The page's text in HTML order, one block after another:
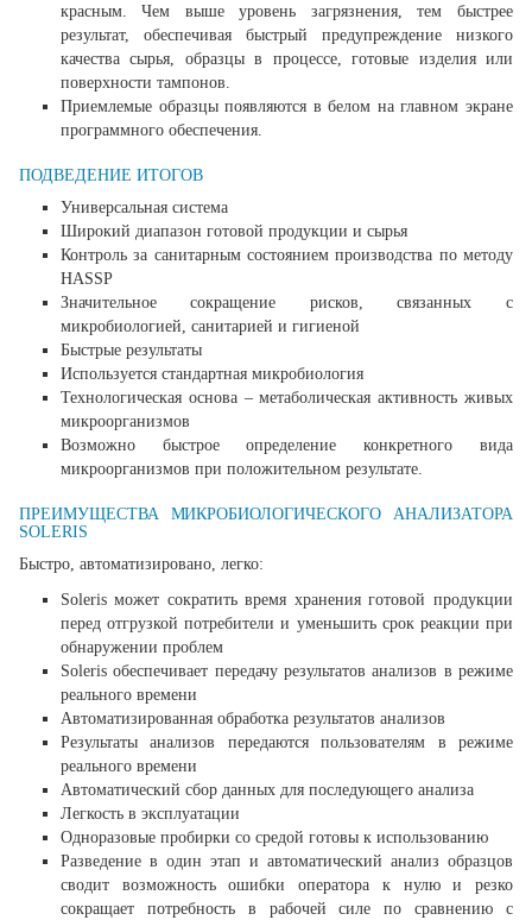
красным. Чем выше уровень загрязнения, тем быстрее
результат, обеспечивая быстрый предупреждение низкого
качества сырья, образцы в процессе, готовые изделия или
поверхности тампонов.
Приемлемые образцы появляются в белом на главном экране
программного обеспечения.
ПОДВЕДЕНИЕ ИТОГОВ
Универсальная система
Широкий диапазон готовой продукции и сырья
Контроль за санитарным состоянием производства по методу
HASSP
Значительное сокращение рисков, связанных с
микробиологией, санитарией и гигиеной
Быстрые результаты
Используется стандартная микробиология
Технологическая основа – метаболическая активность живых
микроорганизмов
Возможно быстрое определение конкретного вида
микроорганизмов при положительном результате.
ПРЕИМУЩЕСТВА МИКРОБИОЛОГИЧЕСКОГО АНАЛИЗАТОРА
SOLERIS
Быстро, автоматизировано, легко:
Soleris может сократить время хранения готовой продукции
перед отгрузкой потребители и уменьшить срок реакции при
обнаружении проблем
Soleris обеспечивает передачу результатов анализов в режиме
реального времени
Автоматизированная обработка результатов анализов
Результаты анализов передаются пользователям в режиме
реального времени
Автоматический сбор данных для последующего анализа
Легкость в эксплуатации
Одноразовые пробирки со средой готовы к использованию
Разведение в один этап и автоматический анализ образцов
сводит возможность ошибки оператора к нулю и резко
сокращает потребность в рабочей силе по сравнению с